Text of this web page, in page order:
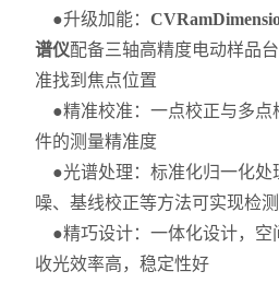
●升级加能：
谱仪配备三轴高精度电动样品
准找到焦点位置
●精准校准：一点校正与多点
件的测量精准度
●光谱处理：标准化归一化处
噪、基线校正等方法可实现检
●精巧设计：一体化设计，空
收光效率高，稳定性好